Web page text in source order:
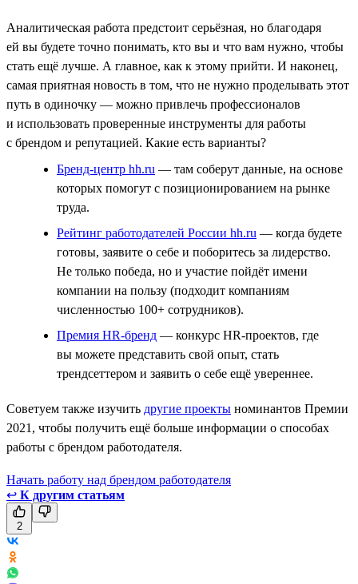
Аналитическая работа предстоит серьёзная, но благодаря
ей вы будете точно понимать, кто вы и что вам нужно, чтобы
стать ещё лучше. А главное, как к этому прийти. И наконец,
самая приятная новость в том, что не нужно проделывать этот
путь в одиночку — можно привлечь профессионалов
и использовать проверенные инструменты для работы
с брендом и репутацией. Какие есть варианты?
Бренд-центр hh.ru — там соберут данные, на основе
которых помогут с позиционированием на рынке
труда.
Рейтинг работодателей России hh.ru — когда будете
готовы, заявите о себе и поборитесь за лидерство.
Не только победа, но и участие пойдёт имени
компании на пользу (подходит компаниям
численностью 100+ сотрудников).
Премия HR-бренд — конкурс HR-проектов, где
вы можете представить свой опыт, стать
трендсеттером и заявить о себе ещё увереннее.
Советуем также изучить другие проекты номинантов Премии
2021, чтобы получить ещё больше информации о способах
работы с брендом работодателя.
Начать работу над брендом работодателя
↩ К другим статьям
2